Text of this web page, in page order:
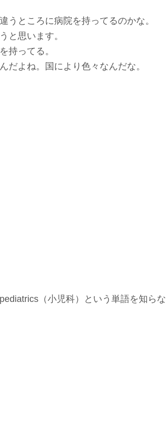
うところに病院を持ってるのかな。
と思います。
持ってる。
だよね。国により色々なんだな。
（小児科）という単語を知ら